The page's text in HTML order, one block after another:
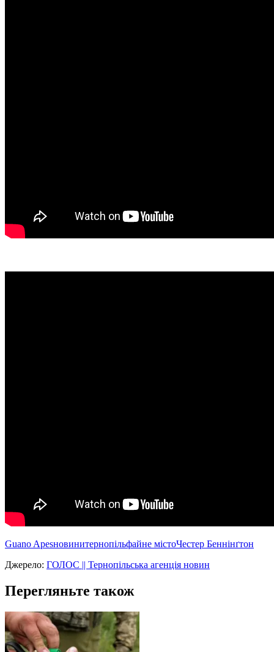
Guano Apesновинитернопільфайне містоЧестер Беннінґтон
Джерело: ГОЛОС || Тернопільська агенція новин
Перегляньте також